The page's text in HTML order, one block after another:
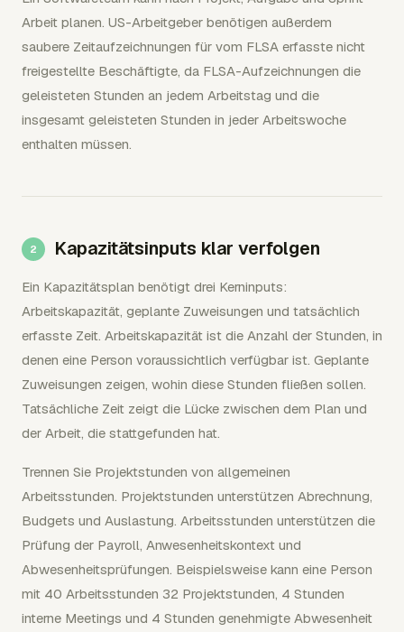
Arbeit planen. US-Arbeitgeber benötigen außerdem
saubere Zeitaufzeichnungen für vom FLSA erfasste nicht
freigestellte Beschäftigte, da FLSA-Aufzeichnungen die
geleisteten Stunden an jedem Arbeitstag und die
insgesamt geleisteten Stunden in jeder Arbeitswoche
enthalten müssen.
Kapazitätsinputs klar verfolgen
Ein Kapazitätsplan benötigt drei Kerninputs:
Arbeitskapazität, geplante Zuweisungen und tatsächlich
erfasste Zeit. Arbeitskapazität ist die Anzahl der Stunden, in
denen eine Person voraussichtlich verfügbar ist. Geplante
Zuweisungen zeigen, wohin diese Stunden fließen sollen.
Tatsächliche Zeit zeigt die Lücke zwischen dem Plan und
der Arbeit, die stattgefunden hat.
Trennen Sie Projektstunden von allgemeinen
Arbeitsstunden. Projektstunden unterstützen Abrechnung,
Budgets und Auslastung. Arbeitsstunden unterstützen die
Prüfung der Payroll, Anwesenheitskontext und
Abwesenheitsprüfungen. Beispielsweise kann eine Person
mit 40 Arbeitsstunden 32 Projektstunden, 4 Stunden
interne Meetings und 4 Stunden genehmigte Abwesenheit